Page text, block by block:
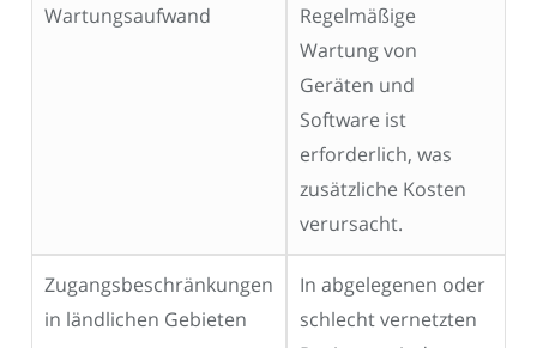
Wartungsaufwand
Regelmäßige
Wartung von
Geräten und
Software ist
erforderlich, was
zusätzliche Kosten
verursacht.
Zugangsbeschränkungen
in ländlichen Gebieten
In abgelegenen oder
schlecht vernetzten